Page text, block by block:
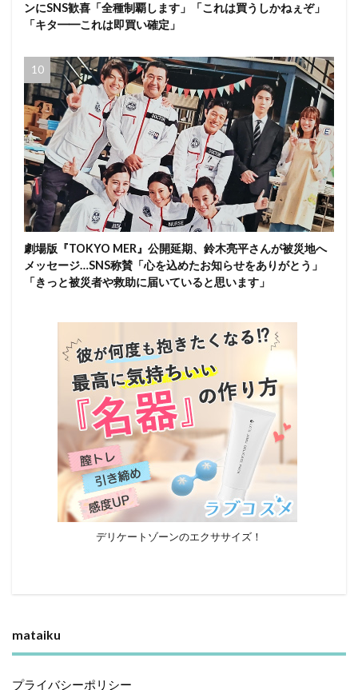
ンにSNS歓喜「全種制覇します」「これは買うしかねぇぞ」
「キタ━━これは即買い確定」
劇場版『TOKYO MER』公開延期、鈴木亮平さんが被災地へ
メッセージ…SNS称賛「心を込めたお知らせをありがとう」
「きっと被災者や救助に届いていると思います」
デリケートゾーンのエクササイズ！
mataiku
プライバシーポリシー